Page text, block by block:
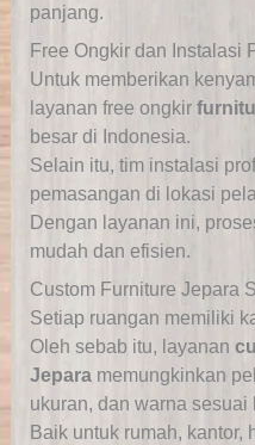
panjang.
Free Ongkir dan Instalasi
Untuk memberikan
layanan free ongkir
besar di Indonesia.
Selain itu, tim instalasi
pemasangan di lokasi
Dengan layanan ini,
mudah dan efisien.
Custom Furniture Jepara
Setiap ruangan memiliki
Oleh sebab itu, layanan
Jeparamemungkinkan
ukuran, dan warna sesuai
Baik untuk rumah, kantor,